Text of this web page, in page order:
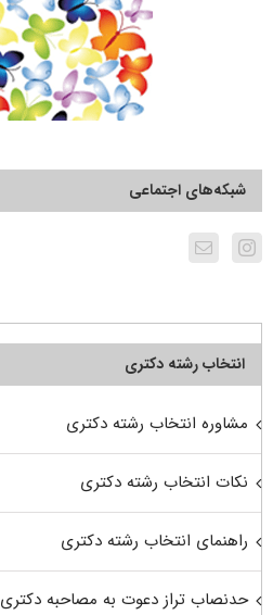
شبکه‌های اجتماعی
انتخاب رشته دکتری
مشاوره انتخاب رشته دکتری
نکات انتخاب رشته دکتری
راهنمای انتخاب رشته دکتری
حدنصاب تراز دعوت به مصاحبه دکتری